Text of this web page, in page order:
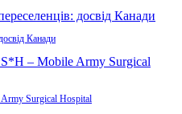
Канади
Surgical Hospital